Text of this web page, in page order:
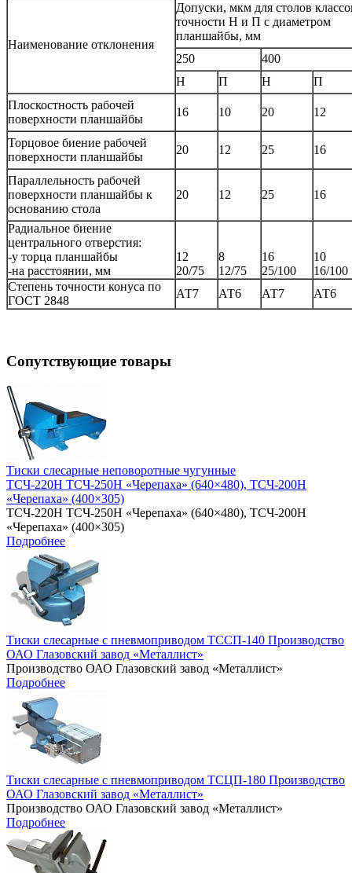
Наименование отклонения
Допуски, мкм для столов
точности Н и П с диаметром
планшайбы, мм
250
400
Н
П Н
П
Плоскостность рабочей
поверхности планшайбы
16 10 20 12
Торцовое биение рабочей
поверхности планшайбы
20 12 25 16
Параллельность рабочей
поверхности планшайбы к
основанию стола
20 12 25 16
Радиальное биение
центрального отверстия:
-у торца планшайбы
-на расстоянии, мм
12
20/75
8
12/75
16
25/100
10
16/100
Степень точности конуса по
ГОСТ 2848
АТ7 АТ6 АТ7 АТ6
Сопутствующие товары
Тиски слесарные неповоротные чугунные
ТСЧ-220Н ТСЧ-250Н «Черепаха» (640×480), ТСЧ-200Н
«Черепаха» (400×305)
ТСЧ-220Н ТСЧ-250Н «Черепаха» (640×480), ТСЧ-200Н
«Черепаха» (400×305)
Подробнее
Тиски слесарные с пневмоприводом ТССП-140 Производство
ОАО Глазовский завод «Металлист»
Производство ОАО Глазовский завод «Металлист»
Подробнее
Тиски слесарные с пневмоприводом ТСЦП-180 Производство
ОАО Глазовский завод «Металлист»
Производство ОАО Глазовский завод «Металлист»
Подробнее